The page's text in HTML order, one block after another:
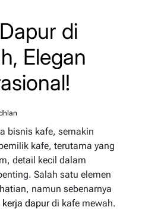
di
Elegan
bisnis kafe, semakin
kafe, terutama yang
detail kecil dalam
Salah satu elemen
namun sebenarnya
kerja dapurdi kafe mewah.